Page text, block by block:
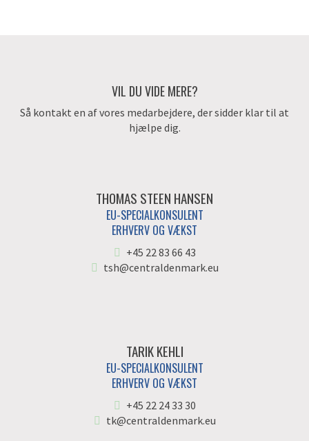
VIL DU VIDE MERE?
Så kontakt en af vores medarbejdere, der sidder klar til at
hjælpe dig.
THOMAS STEEN HANSEN
EU-SPECIALKONSULENT
ERHVERV OG VÆKST
+45 22 83 66 43
tsh@centraldenmark.eu
TARIK KEHLI
EU-SPECIALKONSULENT
ERHVERV OG VÆKST
+45 22 24 33 30
tk@centraldenmark.eu